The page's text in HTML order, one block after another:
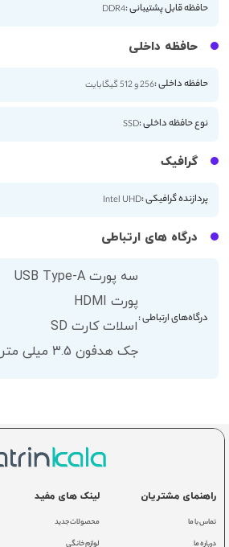
حافظه قابل پشتیبانی :DDR4
حافظه داخلی
حافظه داخلی :256 و 512 گیگابایت
نوع حافظه داخلی :SSD
گرافیک
پردازنده گرافیکی :Intel UHD
درگاه های ارتباطی
درگاه‌های ارتباطی :
سه پورت USB Type-A
پورت HDMI
اسلات کارت SD
جک هدفون 3.5 میلی متر
راهنمای مشتریان
تماس با ما
درباره ما
لینک های مفید
محصولات جدید
لوازم خانگی